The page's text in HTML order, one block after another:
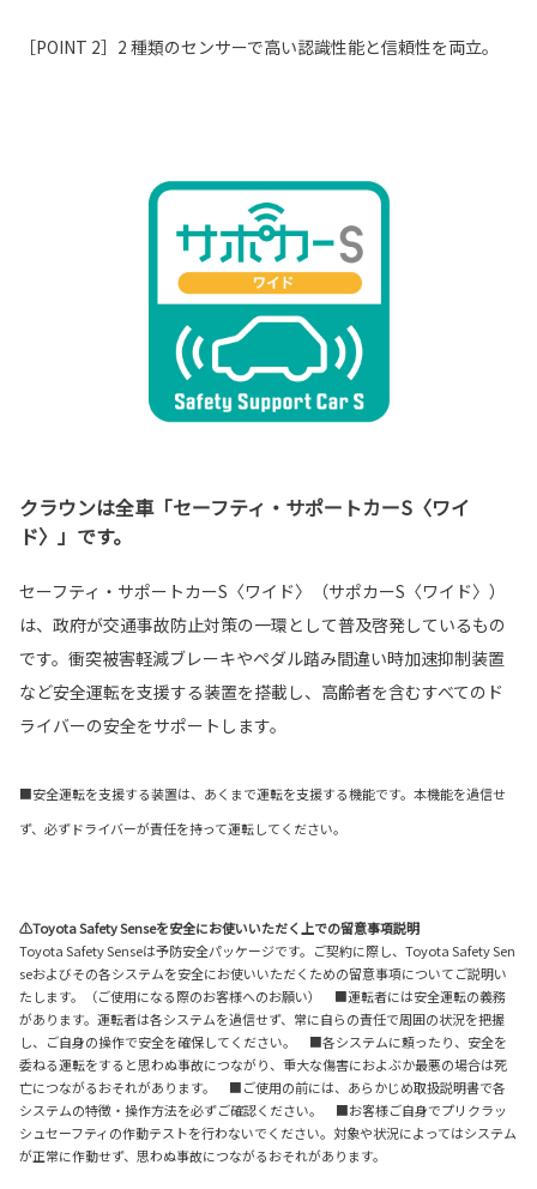
［POINT 2］2 種類のセンサーで高い認識性能と信頼性を両立。
クラウンは全車「セーフティ・サポートカーS〈ワイ
ド〉」です。
セーフティ・サポートカーS〈ワイド〉（サポカーS〈ワイド〉）
は、政府が交通事故防止対策の一環として普及啓発しているもの
です。衝突被害軽減ブレーキやペダル踏み間違い時加速抑制装置
など安全運転を支援する装置を搭載し、高齢者を含むすべてのド
ライバーの安全をサポートします。
■安全運転を支援する装置は、あくまで運転を支援する機能です。本機能を過信せ
ず、必ずドライバーが責任を持って運転してください。
⚠Toyota Safety Senseを安全にお使いいただく上での留意事項説明
Toyota Safety Senseは予防安全パッケージです。ご契約に際し、Toyota Safety Sen
seおよびその各システムを安全にお使いいただくための留意事項についてご説明い
たします。（ご使用になる際のお客様へのお願い） ■運転者には安全運転の義務
があります。運転者は各システムを過信せず、常に自らの責任で周囲の状況を把握
し、ご自身の操作で安全を確保してください。 ■各システムに頼ったり、安全を
委ねる運転をすると思わぬ事故につながり、重大な傷害におよぶか最悪の場合は死
亡につながるおそれがあります。 ■ご使用の前には、あらかじめ取扱説明書で各
システムの特徴・操作方法を必ずご確認ください。 ■お客様ご自身でプリクラッ
シュセーフティの作動テストを行わないでください。対象や状況によってはシステム
が正常に作動せず、思わぬ事故につながるおそれがあります。